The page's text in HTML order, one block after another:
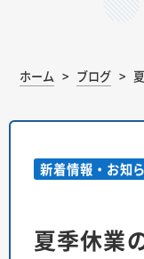
ホーム ブログ
新着情報・お知
夏季休業